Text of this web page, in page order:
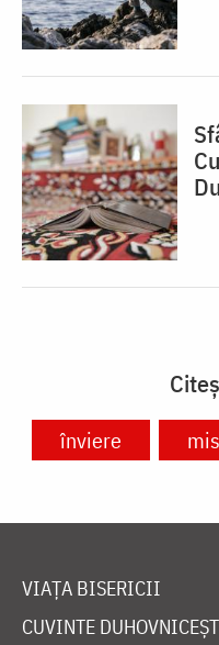
înviere
VIAȚA BISERICII
CUVINTE